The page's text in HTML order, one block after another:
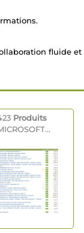
fluide
Produits